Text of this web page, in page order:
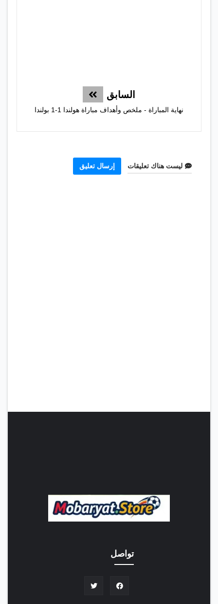
السابق
نهاية المباراة - ملخص وأهداف مباراة هولندا 1-1 بولندا
ليست هناك تعليقات إرسال تعليق
تواصل